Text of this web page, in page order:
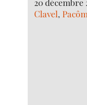
Clavel,